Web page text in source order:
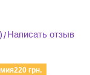
/Написать отзыв
грн.